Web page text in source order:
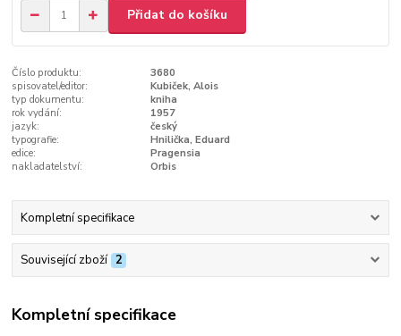
Přidat do košíku
Číslo produktu:
3680
spisovatel/editor:
Kubiček, Alois
typ dokumentu:
kniha
rok vydání:
1957
jazyk:
český
typografie:
Hnilička, Eduard
edice:
Pragensia
nakladatelství:
Orbis
Kompletní specifikace
Související zboží 2
Kompletní specifikace